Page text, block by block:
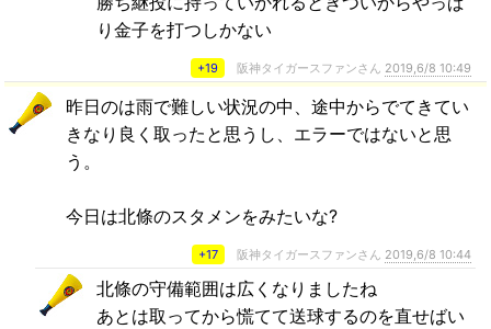
り金子を打つしかない
+19 阪神タイガースファンさん 2019,6/8 10:49
昨日のは雨で難しい状況の中、途中からでてきてい
きなり良く取ったと思うし、エラーではないと思
う。
今日は北條のスタメンをみたいな?
+17 阪神タイガースファンさん 2019,6/8 10:44
北條の守備範囲は広くなりましたね
あとは取ってから慌てて送球するのを直せばい